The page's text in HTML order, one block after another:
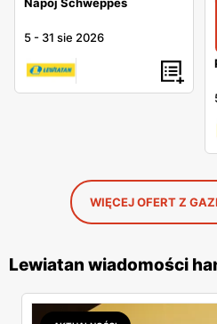
5 - 31 sie 2026
WIĘCEJ OFERT Z
Lewiatan wiadomości